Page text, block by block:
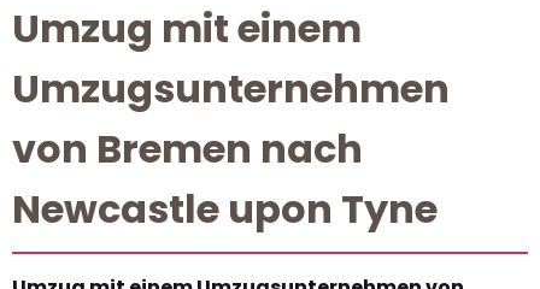
Umzug mit einem
Umzugsunternehmen
von Bremen nach
Newcastle upon Tyne